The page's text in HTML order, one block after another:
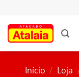
conteúdo
Início / Loja